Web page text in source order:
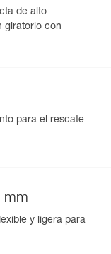
de alto
giratorio con
para el rescate
mm
y ligera para